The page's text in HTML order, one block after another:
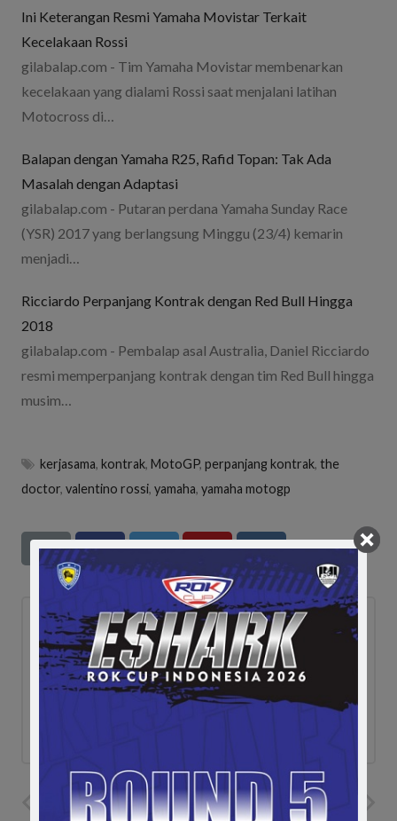
Ini Keterangan Resmi Yamaha Movistar Terkait
Kecelakaan Rossi
gilabalap.com - Tim Yamaha Movistar membenarkan
kecelakaan yang dialami Rossi saat menjalani latihan
Motocross di…
Balapan dengan Yamaha R25, Rafid Topan: Tak Ada
Masalah dengan Adaptasi
gilabalap.com - Putaran perdana Yamaha Sunday Race
(YSR) 2017 yang berlangsung Minggu (23/4) kemarin
menjadi…
Ricciardo Perpanjang Kontrak dengan Red Bull Hingga
2018
gilabalap.com - Pembalap asal Australia, Daniel Ricciardo
resmi memperpanjang kontrak dengan tim Red Bull hingga
musim…
kerjasama,kontrak,MotoGP,perpanjang kontrak,the
doctor, valentino rossi, yamaha, yamaha motogp
PREVIOUS POST NEXT POST